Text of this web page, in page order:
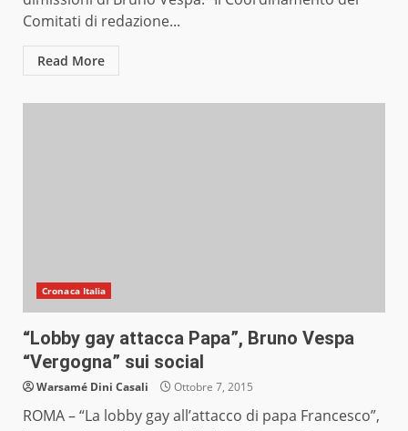
Comitati di redazione...
Read More
Cronaca Italia
“Lobby gay attacca Papa”, Bruno Vespa
“Vergogna” sui social
Warsamé Dini Casali Ottobre 7, 2015
ROMA – “La lobby gay all’attacco di papa Francesco”,